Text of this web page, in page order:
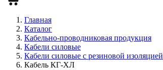
Главная
Каталог
Кабельно-проводниковая продукция
Кабели силовые
Кабели силовые с резиновой изоляцией
Кабель КГ-ХЛ